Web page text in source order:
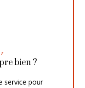
bien ?
service pour